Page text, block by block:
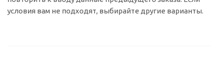
условия вам не подходят, выбирайте другие варианты.